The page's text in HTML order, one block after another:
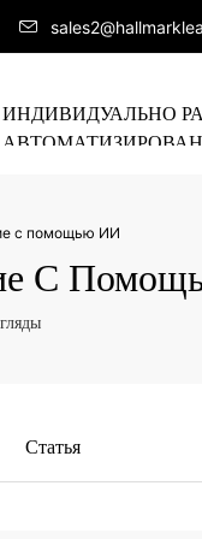
ИНДИВИДУАЛЬНО
с помощью ИИ
С
Статья